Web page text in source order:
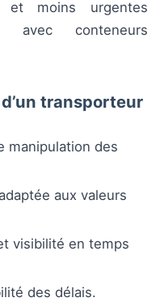
et moins urgentes
avec conteneurs
transporteur
manipulation des
aux valeurs
visibilité en temps
des délais.